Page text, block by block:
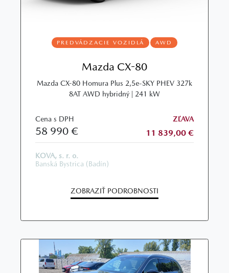
PREDVÁDZACIE VOZIDLÁ AWD
Mazda CX-80
Mazda CX-80 Homura Plus 2,5e-SKY PHEV 327k
8AT AWD hybridný | 241 kW
Cena s DPH
58 990 €
ZĽAVA
11 839,00 €
KOVA, s. r. o.
Banská Bystrica (Badín)
ZOBRAZIŤ PODROBNOSTI